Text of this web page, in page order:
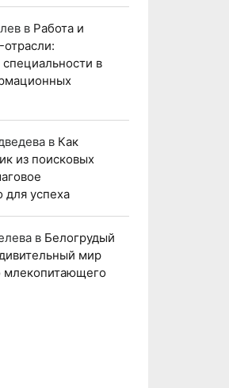
в Работа и
отрасли:
в
в Как
из поисковых
для успеха
в Белогрудый
мир
млекопитающего